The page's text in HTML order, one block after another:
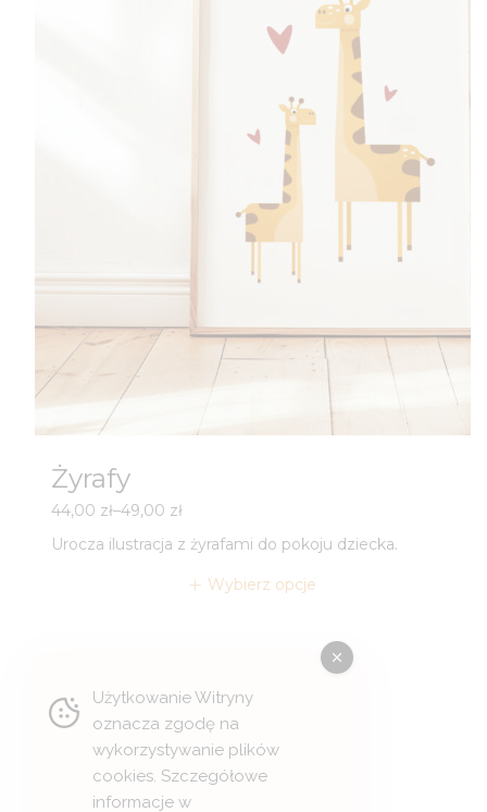
Żyrafy
44,00 zł–49,00 zł
Zakres
od
Urocza ilustracja z żyrafami do pokoju dziecka.
Wybierz opcje
Użytkowanie Witryny
oznacza zgodę na
wykorzystywanie plików
cookies. Szczegółowe
informacje w